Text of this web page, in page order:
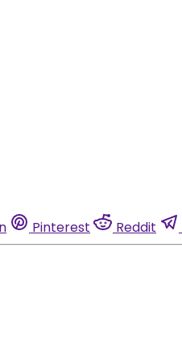
Pinterest Reddit